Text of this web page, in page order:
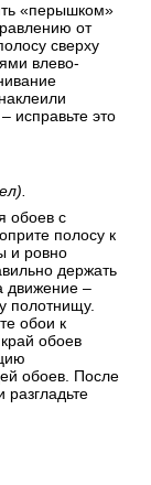
«перышком»
от
сверху
влево-
исправьте это
обоев с
полосу к
и ровно
держать
движение –
полотнищу.
обои к
обоев
обоев. После